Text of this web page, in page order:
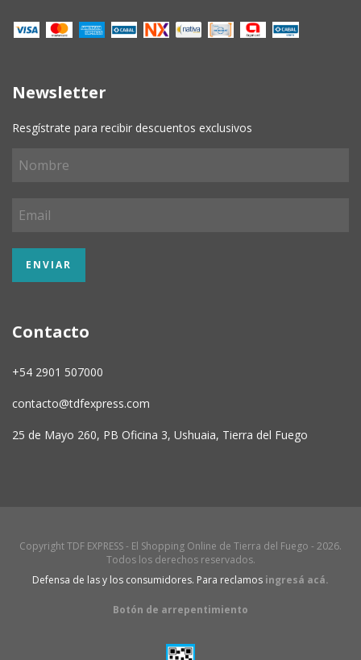
Newsletter
Resgístrate para recibir descuentos exclusivos
Contacto
+54 2901 507000
contacto@tdfexpress.com
25 de Mayo 260, PB Oficina 3, Ushuaia, Tierra del Fuego
Copyright TDF EXPRESS - El Shopping Online de Tierra del Fuego - 2026.
Todos los derechos reservados.
Defensa de las y los consumidores. Para reclamos ingresá acá.
Botón de arrepentimiento